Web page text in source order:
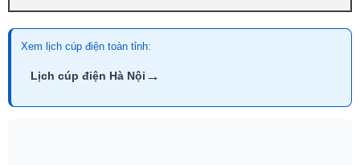
Xem lịch cúp điện toàn tỉnh:
Lịch cúp điện Hà Nội →